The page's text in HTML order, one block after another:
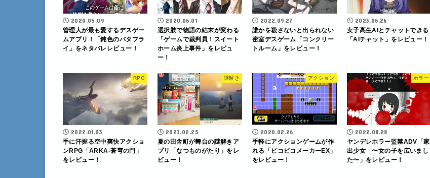
2020.05.09
管理人が最も愛するデスゲー
ムアプリ！「鈍色のバタフラ
イ」をネタバレレビュー！
2020.06.01
選択肢で物語の結末が変わる
「ゲームで裁判員！スイート
ホーム炎上事件」をレビュ
ー！
2022.09.27
誰かを殺さないと出られない
密室デスゲーム「コンクリー
トルーム」をレビュー！
2023.06.26
女子高生AIとチャットできる
「AIチャット」をレビュー！
RPG
2022.01.03
手に汗握る空中爽快アクショ
ンRPG「ARKA-蒼穹の門」
をレビュー！
謎解き
2023.02.25
夏の田舎町が舞台の謎解きア
プリ「なつものがたり」をレ
ビュー！
アクション
2020.02.26
手軽にアクションゲームが作
れる「ピコピコメーカーEX」
をレビュー！
ホラー
2022.08.28
ヤンデレホラー監禁ADV「家
出少女 〜女の子を広いまし
た〜」をレビュー！